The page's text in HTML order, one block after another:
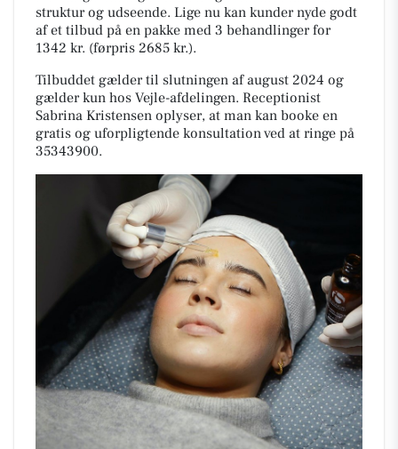
struktur og udseende. Lige nu kan kunder nyde godt
af et tilbud på en pakke med 3 behandlinger for
1342 kr. (førpris 2685 kr.).
Tilbuddet gælder til slutningen af august 2024 og
gælder kun hos Vejle-afdelingen. Receptionist
Sabrina Kristensen oplyser, at man kan booke en
gratis og uforpligtende konsultation ved at ringe på
35343900.